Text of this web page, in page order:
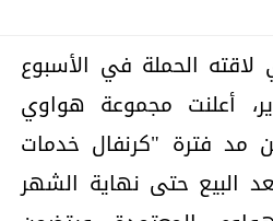
لاقته الحملة في الأسبوع
أعلنت مجموعة هواوي
مد فترة "كرنفال خدمات
البيع حتى نهاية الشهر